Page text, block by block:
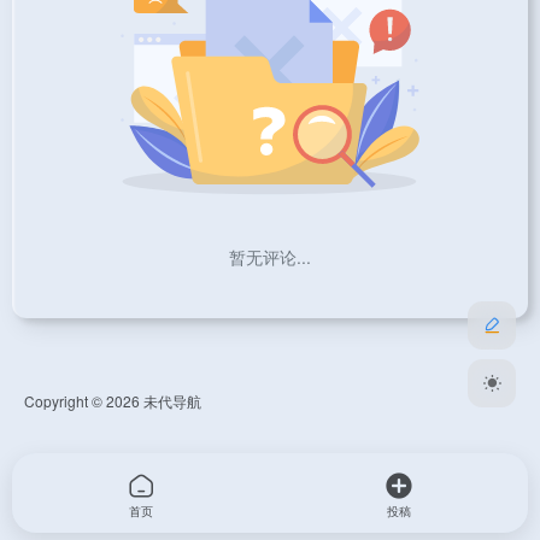
暂无评论...
Copyright © 2026 未代导航
首页 投稿